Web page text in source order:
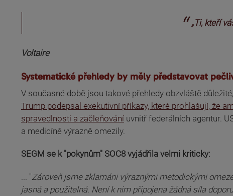
„Ti, kteří
Voltaire
Systematické přehledy by měly představovat
V současné době jsou takové přehledy obzvláště
Trump podepsal exekutivní příkazy, které prohlašují, že
spravedlnosti a začleňování uvnitř federálních agentur.
a medicíně výrazně omezily.
SEGM se k "pokynům" SOC8 vyjádřila velmi kriticky:
... "Zároveň jsme zklamáni výraznými metodickými
jasná a použitelná. Není k nim připojena žádná síla